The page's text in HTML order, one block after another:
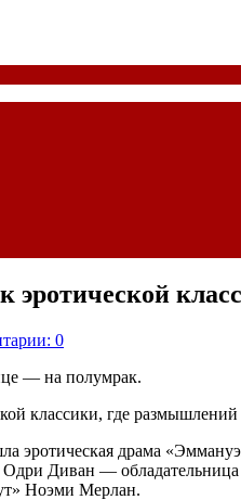
0
— на полумрак.
эротическая драма
Диван — обладательница
Ноэми Мерлан.